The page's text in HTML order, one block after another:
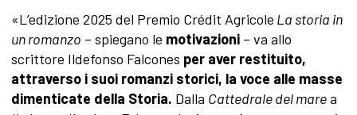
«L’edizione 2025 del Premio Crédit Agricole La storia in
un romanzo – spiegano le motivazioni– va allo
scrittore Ildefonso Falcones per aver restituito,
attraverso i suoi romanzi storici, la voce alle masse
dimenticate della Storia. Dalla Cattedrale del marea